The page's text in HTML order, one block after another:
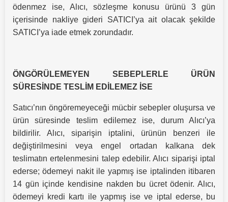
ödenmez ise, Alıcı, sözleşme konusu ürünü 3 gün
içerisinde nakliye gideri SATICI’ya ait olacak şekilde
SATICI’ya iade etmek zorundadır.
ÖNGÖRÜLEMEYEN SEBEPLERLE ÜRÜN
SÜRESİNDE TESLİM EDİLEMEZ İSE
Satıcı’nın öngöremeyeceği mücbir sebepler oluşursa ve
ürün süresinde teslim edilemez ise, durum Alıcı’ya
bildirilir. Alıcı, siparişin iptalini, ürünün benzeri ile
değiştirilmesini veya engel ortadan kalkana dek
teslimatın ertelenmesini talep edebilir. Alıcı siparişi iptal
ederse; ödemeyi nakit ile yapmış ise iptalinden itibaren
14 gün içinde kendisine nakden bu ücret ödenir. Alıcı,
ödemeyi kredi kartı ile yapmış ise ve iptal ederse, bu